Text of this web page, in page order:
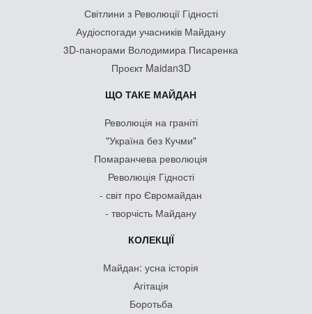
Світлини з Революції Гідності
Аудіоспогади учасників Майдану
3D-панорами Володимира Писаренка
Проєкт Maidan3D
ЩО ТАКЕ МАЙДАН
Революція на граніті
"Україна без Кучми"
Помаранчева революція
Революція Гідності
- світ про Євромайдан
- творчість Майдану
КОЛЕКЦІЇ
Майдан: усна історія
Агітація
Боротьба